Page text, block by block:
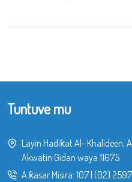
Tuntuve mu
Layin Hadiƙat Al- Khalideen,
Akwatin Gidan waya 11675
A ƙasar Misira: 107| (02)